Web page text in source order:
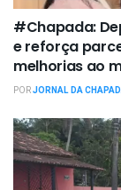
#Chapada:
e reforça
melhorias ao
PORJORNAL DA